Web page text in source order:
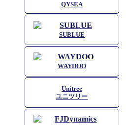
QYSEA
SUBLUE
WAYDOO
Unitree
ユニツリー